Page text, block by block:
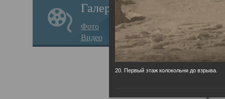
Галерея
Фото
Видео
20. Первый этаж колокольни до взрыва.